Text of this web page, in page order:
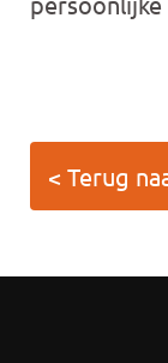
< Terug